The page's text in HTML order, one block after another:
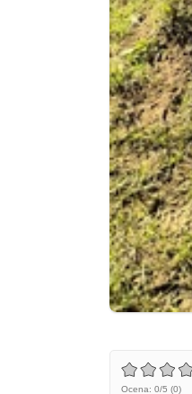
Ocena: 0/5 (0)